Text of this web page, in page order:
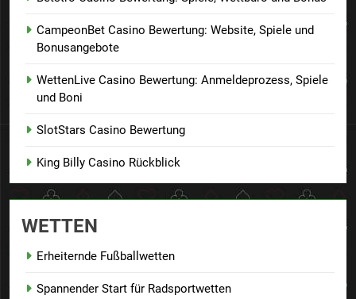
CampeonBet Casino Bewertung: Website, Spiele und
Bonusangebote
WettenLive Casino Bewertung: Anmeldeprozess, Spiele
und Boni
SlotStars Casino Bewertung
King Billy Casino Rückblick
WETTEN
Erheiternde Fußballwetten
Spannender Start für Radsportwetten